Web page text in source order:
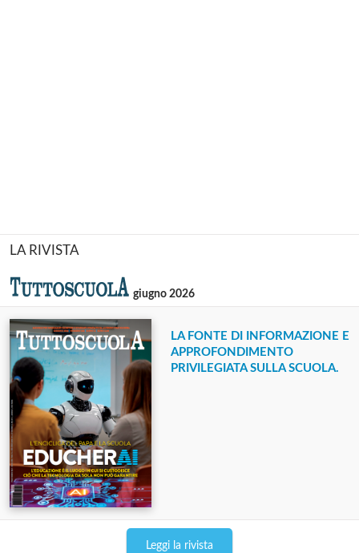
LA RIVISTA
giugno 2026
LA FONTE DI INFORMAZIONE E
APPROFONDIMENTO
PRIVILEGIATA SULLA SCUOLA.
Leggi la rivista